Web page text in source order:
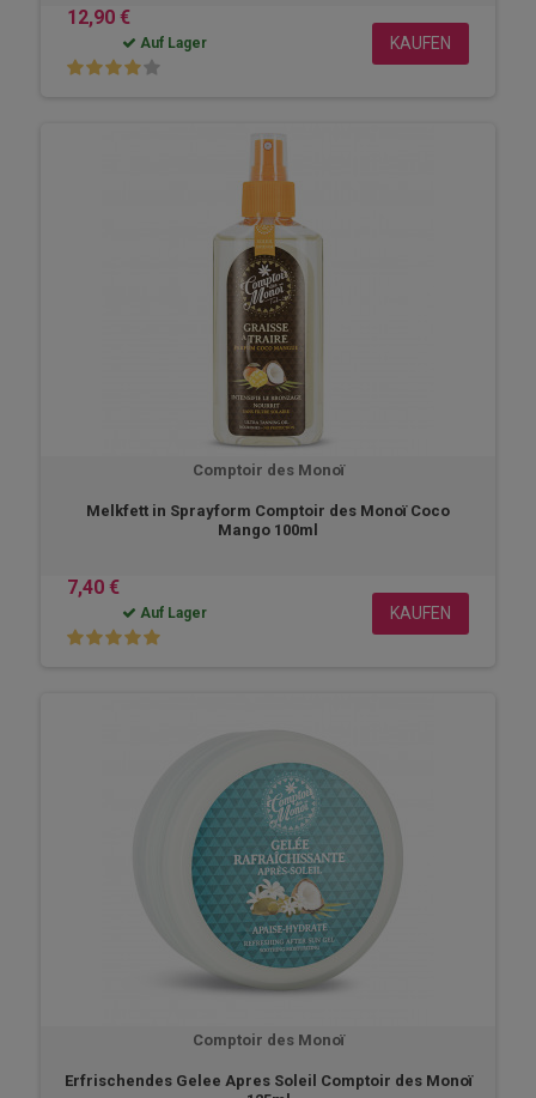
12,90 €
Auf Lager KAUFEN
Comptoir des Monoï
Melkfett in Sprayform Comptoir des Monoï Coco
Mango 100ml
7,40 €
Auf Lager KAUFEN
Comptoir des Monoï
Erfrischendes Gelee Apres Soleil Comptoir des Monoï